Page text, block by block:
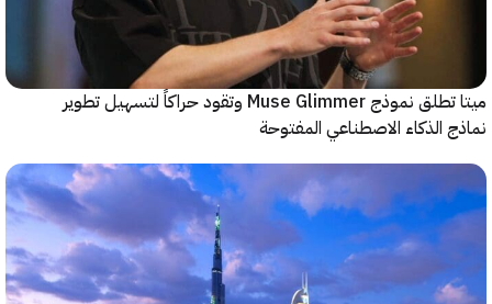
ميتا تطلق نموذج Muse Glimmer وتقود حراكاً لتسهيل تطوير
الذكاء الاصطناعي المفتوحة